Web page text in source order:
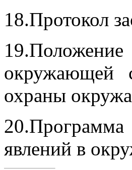
18.Протокол
окружающей
охраны
явлений в